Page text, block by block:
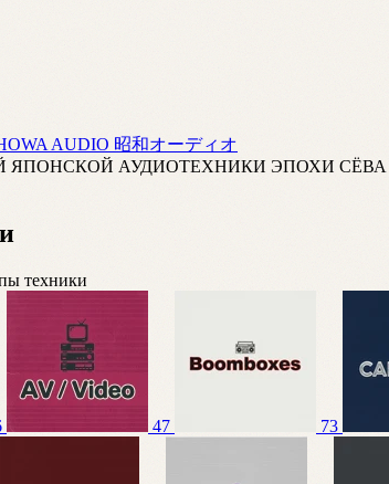
AUDIO 昭和オーディオ
ЯПОНСКОЙ АУДИОТЕХНИКИ ЭПОХИ СЁВА
техники
47 73